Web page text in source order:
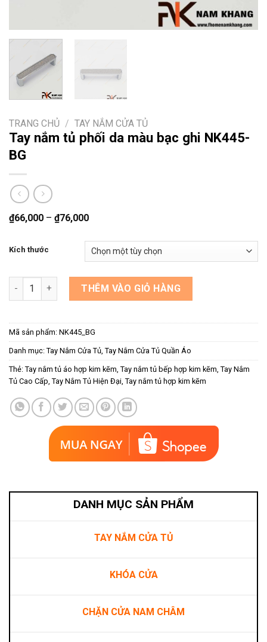
TRANG CHỦ / TAY NẮM CỬA TỦ
Tay nắm tủ phối da màu bạc ghi NK445-
BG
₫66,000 – ₫76,000
Kích thước
Tay nắm tủ phối da màu bạc ghi NK445-BG số lượng
THÊM VÀO GIỎ HÀNG
Mã sản phẩm: NK445_BG
Danh mục: Tay Nắm Cửa Tủ Tay Nắm Cửa Tủ Quần Áo
Thẻ: Tay nắm tủ áo hợp kim kẽm Tay nắm tủ bếp hợp kim kẽm Tay Nắm
Tủ Cao Cấp Tay Nắm Tủ Hiện Đại Tay nắm tủ hợp kim kẽm
DANH MỤC SẢN PHẨM
TAY NẮM CỬA TỦ
KHÓA CỬA
CHẶN CỬA NAM CHÂM